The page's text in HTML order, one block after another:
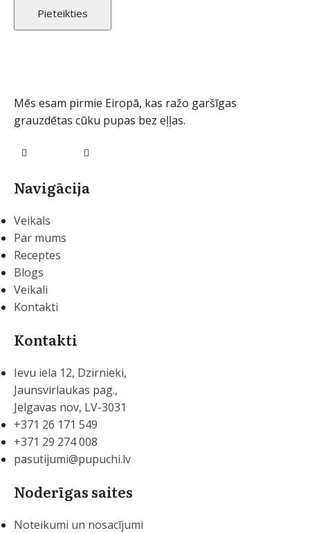
Mēs esam pirmie Eiropā, kas ražo garšīgas
grauzdētas cūku pupas bez eļļas.
Navigācija
Veikals
Par mums
Receptes
Blogs
Veikali
Kontakti
Kontakti
Ievu iela 12, Dzirnieki,
Jaunsvirlaukas pag.,
Jelgavas nov, LV-3031
+371 26 171 549
+371 29 274 008
pasutijumi@pupuchi.lv
Noderīgas saites
Noteikumi un nosacījumi